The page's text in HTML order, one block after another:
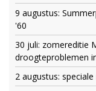
9 augustus:
'60
30 juli: zomereditie
droogteproblemen
2 augustus: